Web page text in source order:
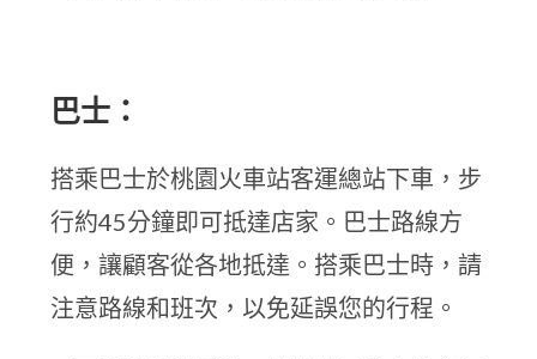
巴士：
搭乘巴士於桃園火車站客運總站下車，步
行約45分鐘即可抵達店家。巴士路線方
便，讓顧客從各地抵達。搭乘巴士時，請
注意路線和班次，以免延誤您的行程。